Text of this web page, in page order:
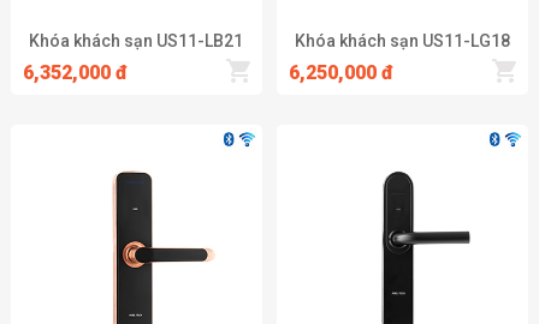
Khóa khách sạn US11-LB21
6,352,000 đ
Khóa khách sạn US11-LG18
6,250,000 đ